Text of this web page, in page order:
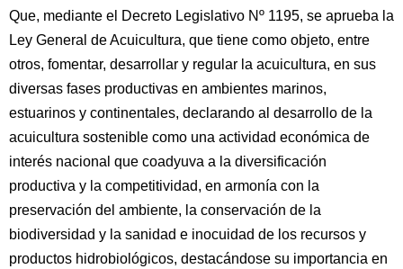
Que, mediante el Decreto Legislativo Nº 1195, se aprueba la
Ley General de Acuicultura, que tiene como objeto, entre
otros, fomentar, desarrollar y regular la acuicultura, en sus
diversas fases productivas en ambientes marinos,
estuarinos y continentales, declarando al desarrollo de la
acuicultura sostenible como una actividad económica de
interés nacional que coadyuva a la diversificación
productiva y la competitividad, en armonía con la
preservación del ambiente, la conservación de la
biodiversidad y la sanidad e inocuidad de los recursos y
productos hidrobiológicos, destacándose su importancia en